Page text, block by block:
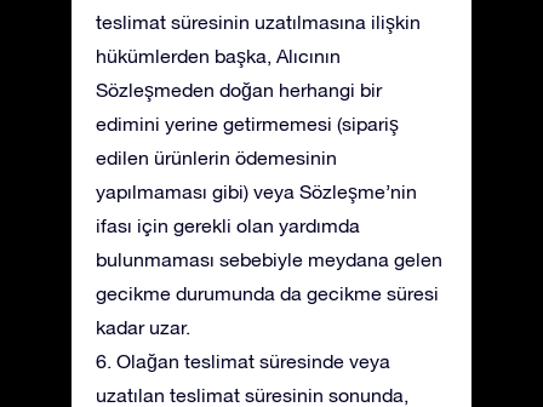
teslimat süresinin uzatılmasına ilişkin
hükümlerden başka, Alıcının
Sözleşmeden doğan herhangi bir
edimini yerine getirmemesi (sipariş
edilen ürünlerin ödemesinin
yapılmaması gibi) veya Sözleşme’nin
ifası için gerekli olan yardımda
bulunmaması sebebiyle meydana gelen
gecikme durumunda da gecikme süresi
kadar uzar.
6. Olağan teslimat süresinde veya
uzatılan teslimat süresinin sonunda,